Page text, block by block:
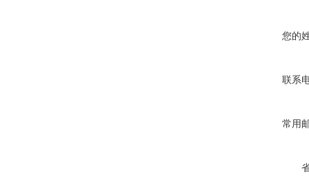
您的
联系
常用